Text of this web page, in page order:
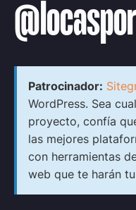
Patrocinador:
WordPress. Sea
proyecto, confía
las mejores
con herramientas
web que te harán